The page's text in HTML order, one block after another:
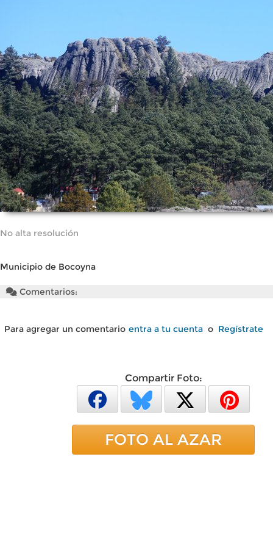
No alta resolución
Municipio de Bocoyna
Comentarios:
Para agregar un comentario entra a tu cuenta o Regístrate
Compartir Foto:
FOTO AL AZAR